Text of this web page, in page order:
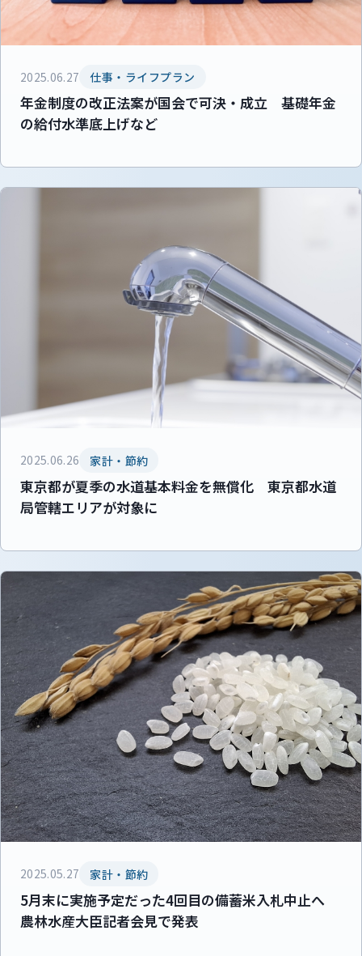
2025.06.27 仕事・ライフプラン
年金制度の改正法案が国会で可決・成立 基礎年金
の給付水準底上げなど
2025.06.26 家計・節約
東京都が夏季の水道基本料金を無償化 東京都水道
局管轄エリアが対象に
2025.05.27 家計・節約
5月末に実施予定だった4回目の備蓄米入札中止へ
農林水産大臣記者会見で発表